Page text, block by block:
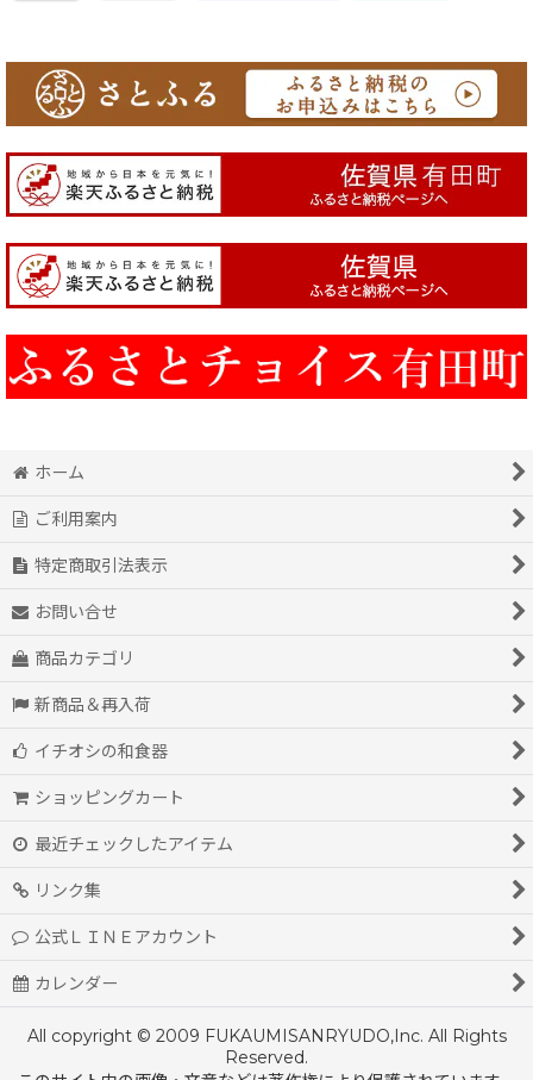
ホーム
ご利用案内
特定商取引法表示
お問い合せ
商品カテゴリ
新商品＆再入荷
イチオシの和食器
ショッピングカート
最近チェックしたアイテム
リンク集
公式ＬＩＮＥアカウント
カレンダー
All copyright © 2009 FUKAUMISANRYUDO,Inc. All Rights
Reserved.